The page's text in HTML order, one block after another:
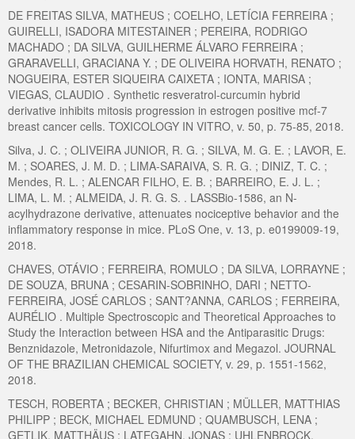
DE FREITAS SILVA, MATHEUS ; COELHO, LETÍCIA FERREIRA ;
GUIRELLI, ISADORA MITESTAINER ; PEREIRA, RODRIGO
MACHADO ; DA SILVA, GUILHERME ÁLVARO FERREIRA ;
GRARAVELLI, GRACIANA Y. ; DE OLIVEIRA HORVATH, RENATO ;
NOGUEIRA, ESTER SIQUEIRA CAIXETA ; IONTA, MARISA ;
VIEGAS, CLAUDIO . Synthetic resveratrol-curcumin hybrid
derivative inhibits mitosis progression in estrogen positive mcf-7
breast cancer cells. TOXICOLOGY IN VITRO, v. 50, p. 75-85, 2018.
Silva, J. C. ; OLIVEIRA JUNIOR, R. G. ; SILVA, M. G. E. ; LAVOR, E.
M. ; SOARES, J. M. D. ; LIMA-SARAIVA, S. R. G. ; DINIZ, T. C. ;
Mendes, R. L. ; ALENCAR FILHO, E. B. ; BARREIRO, E. J. L. ;
LIMA, L. M. ; ALMEIDA, J. R. G. S. . LASSBio-1586, an N-
acylhydrazone derivative, attenuates nociceptive behavior and the
inflammatory response in mice. PLoS One, v. 13, p. e0199009-19,
2018.
CHAVES, OTÁVIO ; FERREIRA, ROMULO ; DA SILVA, LORRAYNE ;
DE SOUZA, BRUNA ; CESARIN-SOBRINHO, DARI ; NETTO-
FERREIRA, JOSÉ CARLOS ; SANT?ANNA, CARLOS ; FERREIRA,
AURÉLIO . Multiple Spectroscopic and Theoretical Approaches to
Study the Interaction between HSA and the Antiparasitic Drugs:
Benznidazole, Metronidazole, Nifurtimox and Megazol. JOURNAL
OF THE BRAZILIAN CHEMICAL SOCIETY, v. 29, p. 1551-1562,
2018.
TESCH, ROBERTA ; BECKER, CHRISTIAN ; MÜLLER, MATTHIAS
PHILIPP ; BECK, MICHAEL EDMUND ; QUAMBUSCH, LENA ;
GETLIK, MATTHÄUS ; LATEGAHN, JONAS ; UHLENBROCK,